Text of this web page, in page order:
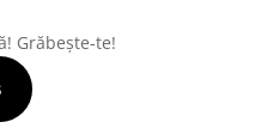
217.73 lei.
Grăbește-te!